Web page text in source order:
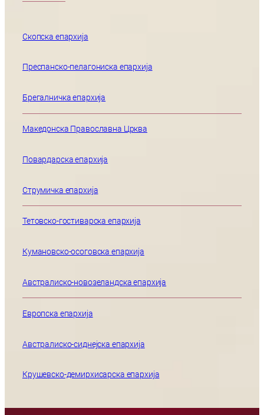
Скопска епархија
Преспанско-пелагониска епархија
Брегалничка епархија
Македонска Православна Црква
Повардарска епархија
Струмичка епархија
Тетовско-гостиварска епархија
Кумановско-осоговска епархија
Австралиско-новозеландска епархија
Европска епархија
Австралиско-сиднејска епархија
Крушевско-демирхисарска епархија